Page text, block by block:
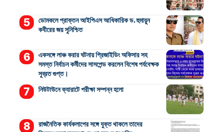
ডোমকলে প্রাক্তন আইপিএস আধিকারিক ড. হুমায়ুন
কবীরের জয় সুনিশ্চিত
একসঙ্গে লাঞ্চ করার ঘটনায় প্রিজাইডিং অফিসার সহ
সমস্ত নির্বাচন কর্মীদের সাসপেন্ড করলেন বিশেষ পর্যবেক্ষক
সুব্রত গুপ্ত।
নিউটাউনে ক্যারাটে পরীক্ষা সম্পন্ন হলো
রাজনৈতিক কার্যকলাপের সঙ্গে যুক্ত থাকলে তাদের